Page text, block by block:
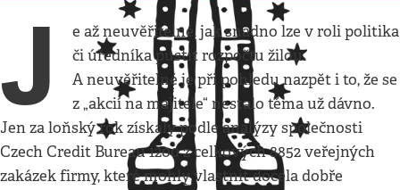
J
e až neuvěřitelné, jak snadno lze v roli politika
či úředníka pustit rozpočtu žilou.
A neuvěřitelné je při pohledu nazpět i to, že se
z „akcií na majitele“ nestalo téma už dávno.
Jen za loňský rok získaly podle analýzy společnosti
Czech Credit Bureau 1200 z celkových 8852 veřejných
zakázek firmy, které mohly vlastnit docela dobře